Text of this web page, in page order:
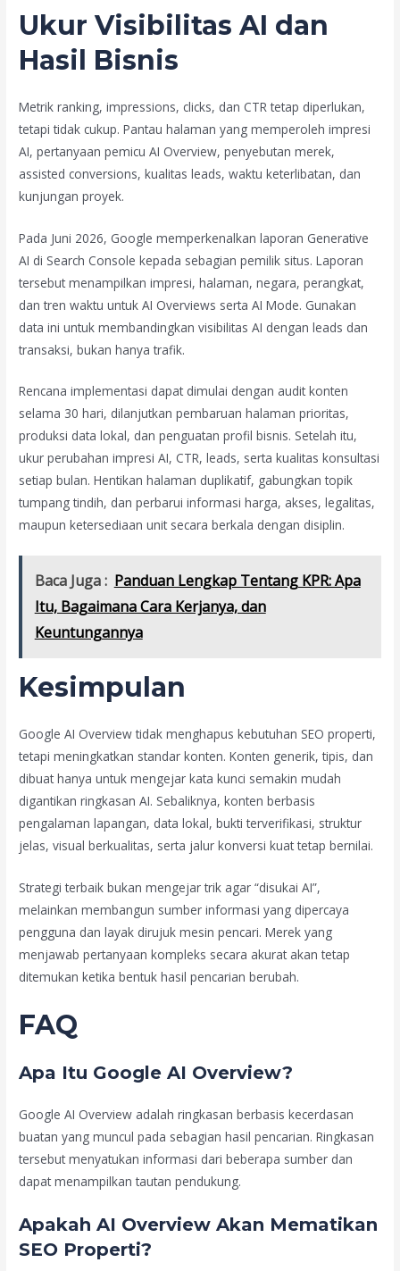
Ukur Visibilitas AI dan
Hasil Bisnis
Metrik ranking, impressions, clicks, dan CTR tetap diperlukan,
tetapi tidak cukup. Pantau halaman yang memperoleh impresi
AI, pertanyaan pemicu AI Overview, penyebutan merek,
assisted conversions, kualitas leads, waktu keterlibatan, dan
kunjungan proyek.
Pada Juni 2026, Google memperkenalkan laporan Generative
AI di Search Console kepada sebagian pemilik situs. Laporan
tersebut menampilkan impresi, halaman, negara, perangkat,
dan tren waktu untuk AI Overviews serta AI Mode. Gunakan
data ini untuk membandingkan visibilitas AI dengan leads dan
transaksi, bukan hanya trafik.
Rencana implementasi dapat dimulai dengan audit konten
selama 30 hari, dilanjutkan pembaruan halaman prioritas,
produksi data lokal, dan penguatan profil bisnis. Setelah itu,
ukur perubahan impresi AI, CTR, leads, serta kualitas konsultasi
setiap bulan. Hentikan halaman duplikatif, gabungkan topik
tumpang tindih, dan perbarui informasi harga, akses, legalitas,
maupun ketersediaan unit secara berkala dengan disiplin.
Baca Juga : Panduan Lengkap Tentang KPR: Apa
Itu, Bagaimana Cara Kerjanya, dan
Keuntungannya
Kesimpulan
Google AI Overview tidak menghapus kebutuhan SEO properti,
tetapi meningkatkan standar konten. Konten generik, tipis, dan
dibuat hanya untuk mengejar kata kunci semakin mudah
digantikan ringkasan AI. Sebaliknya, konten berbasis
pengalaman lapangan, data lokal, bukti terverifikasi, struktur
jelas, visual berkualitas, serta jalur konversi kuat tetap bernilai.
Strategi terbaik bukan mengejar trik agar “disukai AI”,
melainkan membangun sumber informasi yang dipercaya
pengguna dan layak dirujuk mesin pencari. Merek yang
menjawab pertanyaan kompleks secara akurat akan tetap
ditemukan ketika bentuk hasil pencarian berubah.
FAQ
Apa Itu Google AI Overview?
Google AI Overview adalah ringkasan berbasis kecerdasan
buatan yang muncul pada sebagian hasil pencarian. Ringkasan
tersebut menyatukan informasi dari beberapa sumber dan
dapat menampilkan tautan pendukung.
Apakah AI Overview Akan Mematikan
SEO Properti?